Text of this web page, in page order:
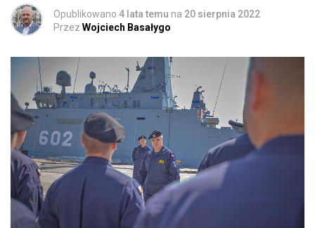
Opublikowano 4 lata temu na 20 sierpnia 2022
Przez Wojciech Basałygo